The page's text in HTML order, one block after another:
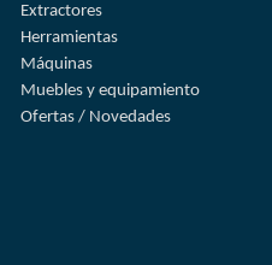
Extractores
Herramientas
Máquinas
Muebles y equipamiento
Ofertas / Novedades